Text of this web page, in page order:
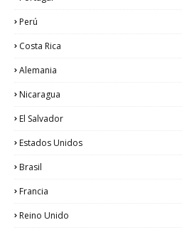
Perú
Costa Rica
Alemania
Nicaragua
El Salvador
Estados Unidos
Brasil
Francia
Reino Unido